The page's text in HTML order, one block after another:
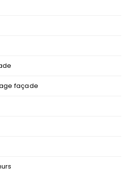
façade